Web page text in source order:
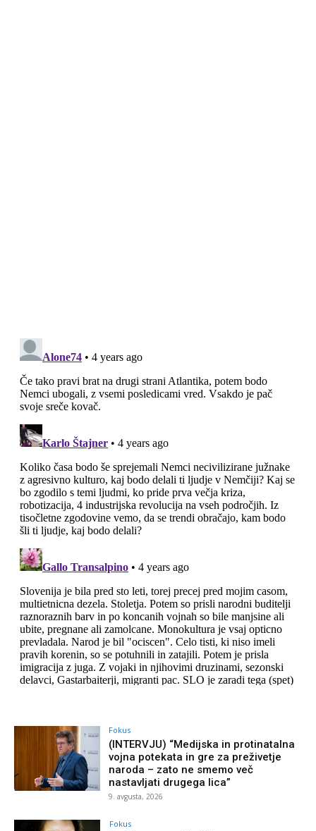
Fokus
(INTERVJU) “Medijska in protinatalna
vojna potekata in gre za preživetje
naroda – zato ne smemo več
nastavljati drugega lica”
9. avgusta, 2026
Fokus